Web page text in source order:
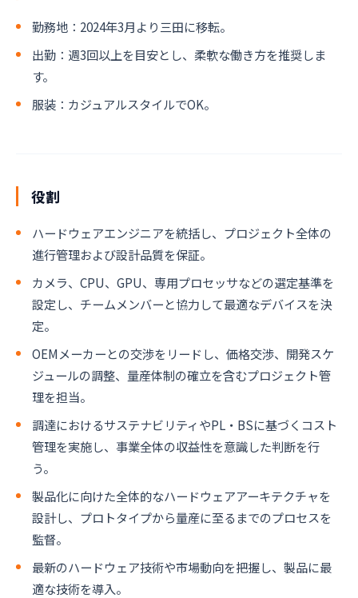
勤務地：2024年3月より三田に移転。
出勤：週3回以上を目安とし、柔軟な働き方を推奨しま
す。
服装：カジュアルスタイルでOK。
役割
ハードウェアエンジニアを統括し、プロジェクト全体の
進行管理および設計品質を保証。
カメラ、CPU、GPU、専用プロセッサなどの選定基準を
設定し、チームメンバーと協力して最適なデバイスを決
定。
OEMメーカーとの交渉をリードし、価格交渉、開発スケ
ジュールの調整、量産体制の確立を含むプロジェクト管
理を担当。
調達におけるサステナビリティやPL・BSに基づくコスト
管理を実施し、事業全体の収益性を意識した判断を行
う。
製品化に向けた全体的なハードウェアアーキテクチャを
設計し、プロトタイプから量産に至るまでのプロセスを
監督。
最新のハードウェア技術や市場動向を把握し、製品に最
適な技術を導入。